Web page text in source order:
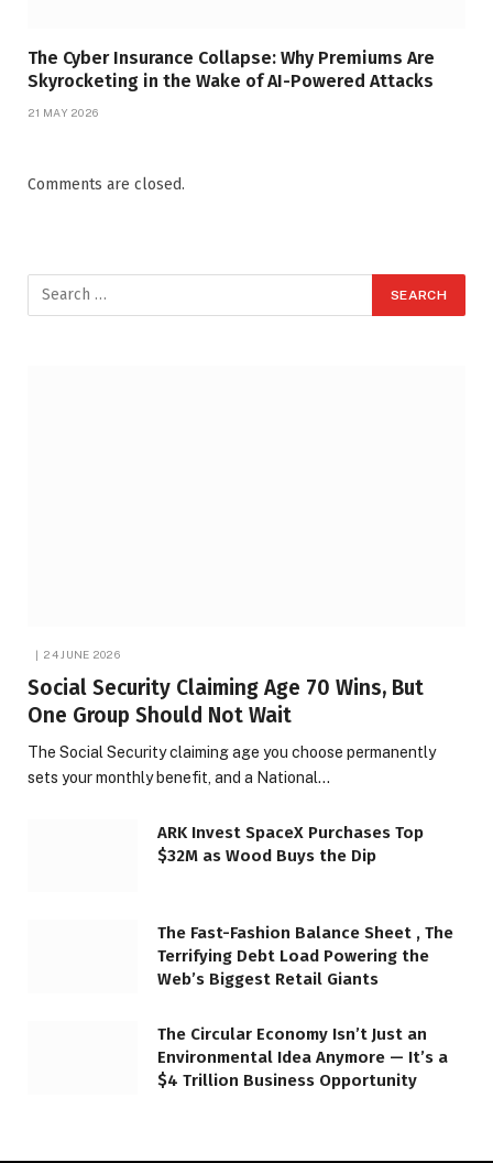
The Cyber Insurance Collapse: Why Premiums Are
Skyrocketing in the Wake of AI-Powered Attacks
21 MAY 2026
Comments are closed.
24 JUNE 2026
Social Security Claiming Age 70 Wins, But
One Group Should Not Wait
The Social Security claiming age you choose permanently
sets your monthly benefit, and a National…
ARK Invest SpaceX Purchases Top
$32M as Wood Buys the Dip
The Fast-Fashion Balance Sheet , The
Terrifying Debt Load Powering the
Web’s Biggest Retail Giants
The Circular Economy Isn’t Just an
Environmental Idea Anymore — It’s a
$4 Trillion Business Opportunity